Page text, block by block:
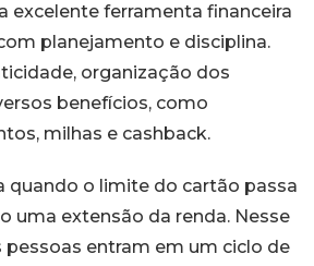
excelente ferramenta financeira
planejamento e disciplina.
organização dos
benefícios, como
milhas e cashback.
quando o limite do cartão passa
uma extensão da renda. Nesse
entram em um ciclo de